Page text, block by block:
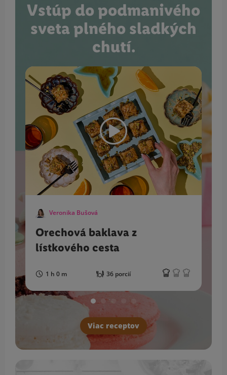
Vstúp do podmanivého
sveta plného sladkých
chutí.
Veronika Bušová
Orechová baklava z
lístkového cesta
1 h 0 m 36 porcií
Viac receptov